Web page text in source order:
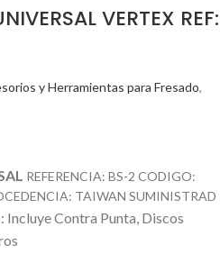
VERTEX REF:
y Herramientas para Fresado,
REFERENCIA: BS-2 CODIGO:
TAIWAN SUMINISTRAD
: Incluye Contra Punta, Discos